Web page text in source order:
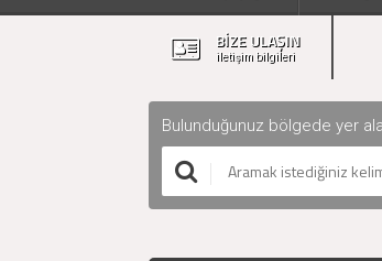
BİZE ULAŞIN
iletişim bilgileri
Bulunduğunuz bölgede yer